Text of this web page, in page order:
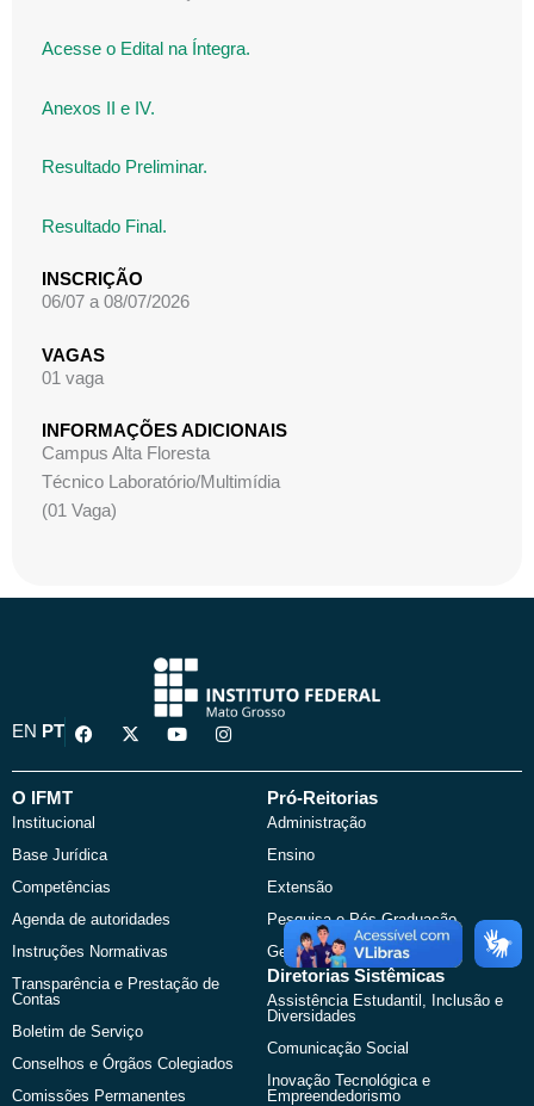
Acesse o Edital na Íntegra.
Anexos II e IV.
Resultado Preliminar.
Resultado Final.
INSCRIÇÃO
06/07 a 08/07/2026
VAGAS
01 vaga
INFORMAÇÕES ADICIONAIS
Campus Alta Floresta
Técnico Laboratório/Multimídia
(01 Vaga)
EN PT
F
a
e
o
k
X
-
w
Y
o
t
I
n
t
O IFMT
Institucional
Base Jurídica
Competências
Agenda de autoridades
Instruções Normativas
Transparência e Prestação de
Contas
Boletim de Serviço
Conselhos e Órgãos Colegiados
Comissões Permanentes
Pró-Reitorias
Administração
Ensino
Extensão
Pesquisa e Pós-Graduação
Gestão de Pessoas
Diretorias Sistêmicas
Assistência Estudantil, Inclusão e
Diversidades
Comunicação Social
Inovação Tecnológica e
Empreendedorismo